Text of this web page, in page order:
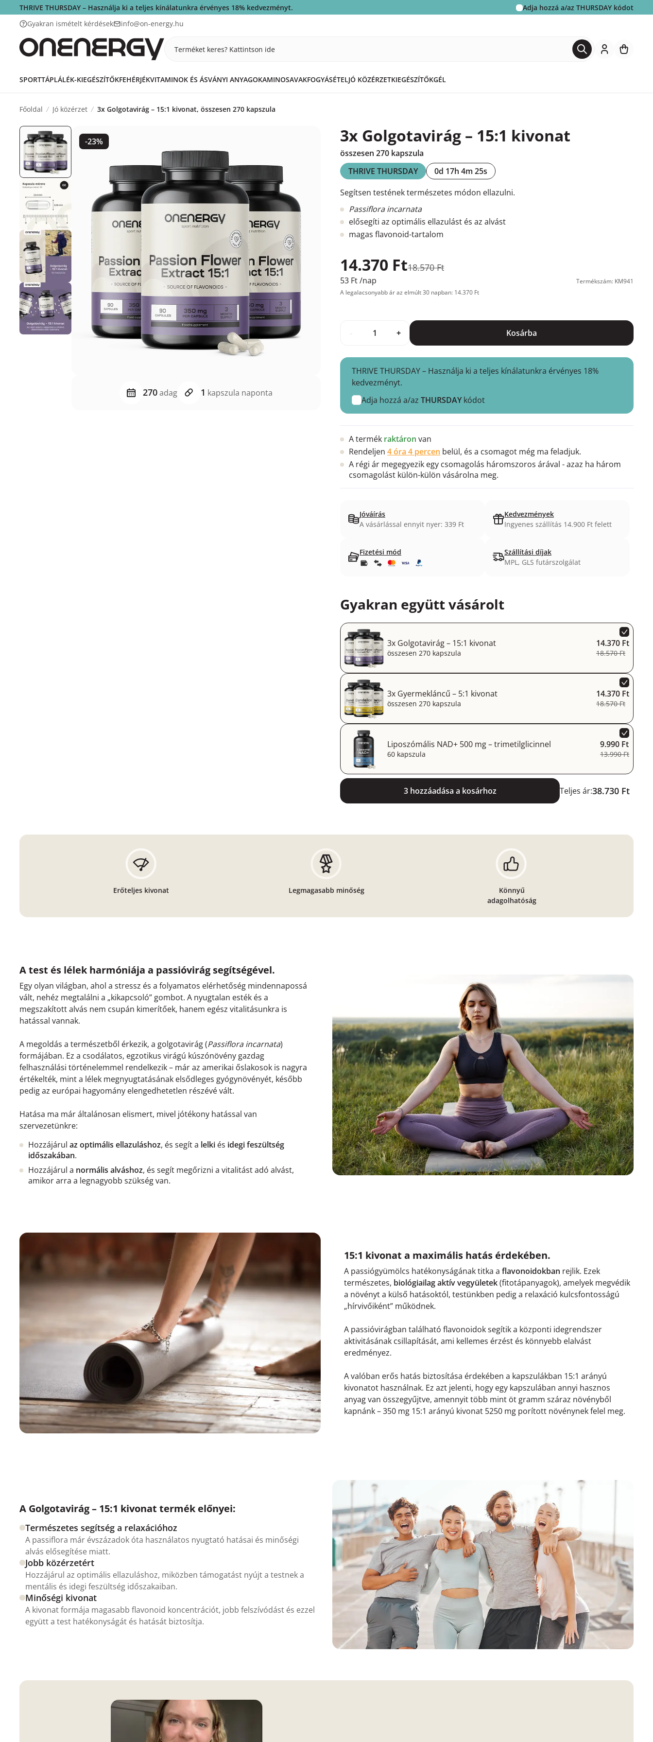
THRIVE THURSDAY – Használja ki a teljes kínálatunkra érvényes 18% kedvezményt. Adja hozzá a/az THURSDAY kódot
Gyakran ismételt kérdések
info@on-energy.hu
Terméket keres? Kattintson ide
SPORTTÁPLÁLÉK-KIEGÉSZÍTŐKFEHÉRJÉKVITAMINOK ÉS ÁSVÁNYI ANYAGOKAMINOSAVAKFOGYÁSÉTELJÓ KÖZÉRZETKIEGÉSZÍTŐKGÉL
Főoldal Jó közérzet 3x Golgotavirág – 15:1 kivonat, összesen 270 kapszula
-23%
270adag 1 kapszula naponta
3x Golgotavirág – 15:1 kivonat
összesen 270 kapszula
THRIVE THURSDAY
0d 17h 4m 24s
Segítsen testének természetes módon ellazulni.
Passiflora incarnata
elősegíti az optimális ellazulást és az alvást
magas flavonoid-tartalom
14.370 Ft18.570 Ft
53 Ft/nap
Termékszám: KM941
A legalacsonyabb ár az elmúlt 30 napban: 14.370 Ft
+ Kosárba
THRIVE THURSDAY – Használja ki a teljes kínálatunkra érvényes 18%
kedvezményt.
Adja hozzá a/az THURSDAYkódot
A termék raktáron van
Rendeljen 4 óra 4 percen belül, és a csomagot még ma feladjuk.
A régi ár megegyezik egy csomagolás háromszoros árával - azaz ha három
csomagolást külön-külön vásárolna meg.
Jóváírás
A vásárlással ennyit nyer: 339 Ft
Kedvezmények
Ingyenes szállítás 14.900 Ft felett
Fizetési mód
Szállítási díjak
MPL, GLS futárszolgálat
Gyakran együtt vásárolt
3x Golgotavirág – 15:1 kivonat
összesen 270 kapszula
14.370 Ft
18.570 Ft
3x Gyermekláncű – 5:1 kivonat
összesen 270 kapszula
14.370 Ft
18.570 Ft
Liposzómális NAD+ 500 mg – trimetilglicinnel
60 kapszula
9.990 Ft
13.990 Ft
3 hozzáadása a kosárhoz Teljes ár:38.730 Ft
Erőteljes kivonat Legmagasabb minőség
Könnyű
adagolhatóság
A test és lélek harmóniája a passióvirág segítségével.
Egy olyan világban, ahol a stressz és a folyamatos elérhetőség mindennapossá
vált, nehéz megtalálni a „kikapcsoló” gombot. A nyugtalan esték és a
megszakított alvás nem csupán kimerítőek, hanem egész vitalitásunkra is
hatással vannak.
A megoldás a természetből érkezik, a golgotavirág (Passiflora incarnata)
formájában. Ez a csodálatos, egzotikus virágú kúszónövény gazdag
felhasználási történelemmel rendelkezik – már az amerikai őslakosok is nagyra
értékelték, mint a lélek megnyugtatásának elsődleges gyógynövényét, később
pedig az európai hagyomány elengedhetetlen részévé vált.
Hatása ma már általánosan elismert, mivel jótékony hatással van
szervezetünkre:
Hozzájárul az optimális ellazuláshoz, és segít a lelki és idegi feszültség
időszakában.
Hozzájárul a normális alváshoz, és segít megőrizni a vitalitást adó alvást,
amikor arra a legnagyobb szükség van.
15:1 kivonat a maximális hatás érdekében.
A passiógyümölcs hatékonyságának titka a flavonoidokban rejlik. Ezek
természetes, biológiailagaktív vegyületek(fitotápanyagok), amelyek megvédik
a növényt a külső hatásoktól, testünkben pedig a relaxáció kulcsfontosságú
„hírvivőiként” működnek.
A passióvirágban található flavonoidok segítik a központi idegrendszer
aktivitásának csillapítását, ami kellemes érzést és könnyebb elalvást
eredményez.
A valóban erős hatás biztosítása érdekében a kapszulákban 15:1 arányú
kivonatot használnak. Ez azt jelenti, hogy egy kapszulában annyi hasznos
anyag van összegyűjtve, amennyit több mint öt gramm száraz növényből
kapnánk – 350 mg 15:1 arányú kivonat 5250 mg porított növénynek felel meg.
A Golgotavirág – 15:1 kivonat termék előnyei:
Természetes segítség a relaxációhoz
A passiflora már évszázadok óta használatos nyugtató hatásai és minőségi
alvás elősegítése miatt.
Jobb közérzetért
Hozzájárul az optimális ellazuláshoz, miközben támogatást nyújt a testnek a
mentális és idegi feszültség időszakaiban.
Minőségi kivonat
A kivonat formája magasabb flavonoid koncentrációt, jobb felszívódást és ezzel
együtt a test hatékonyságát és hatását biztosítja.